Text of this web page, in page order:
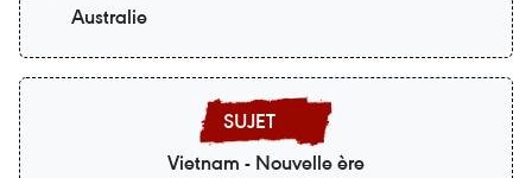
Australie
Vietnam - Nouvelle ère